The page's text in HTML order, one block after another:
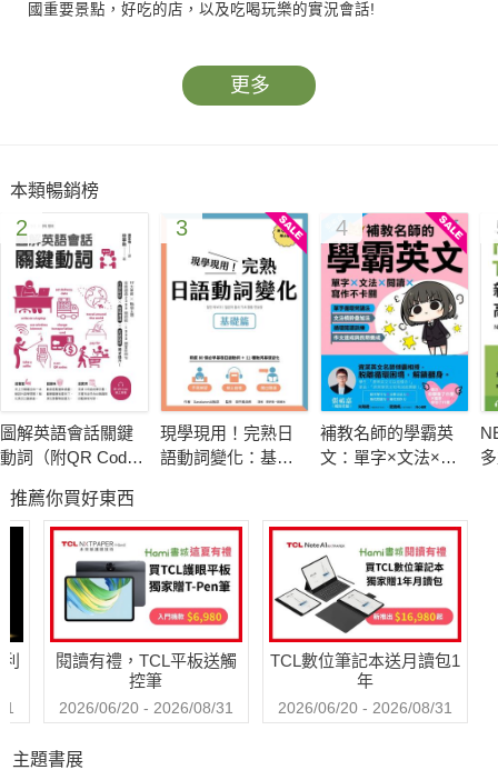
國重要景點，好吃的店，以及吃喝玩樂的實況會話!
更多
本類暢銷榜
2
圖解英語會話關鍵
動詞（附QR Code
3
現學現用！完熟日
語動詞變化：基礎
4
補教名師的學霸英
文：單字×文法×閱
推薦你買好東西
閱讀有禮，TCL平板送觸
控筆
2026/06/20 - 2026/08/31
TCL數位筆記本送月讀包1
年
2026/06/20 - 2026/08/31
主題書展